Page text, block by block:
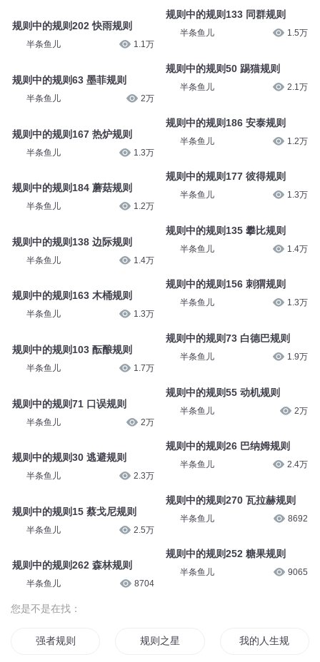
规则中的规则202 快雨规则
半条鱼儿 1.1万
规则中的规则63 墨菲规则
半条鱼儿 2万
规则中的规则167 热炉规则
半条鱼儿 1.3万
规则中的规则184 蘑菇规则
半条鱼儿 1.2万
规则中的规则138 边际规则
半条鱼儿 1.4万
规则中的规则163 木桶规则
半条鱼儿 1.3万
规则中的规则103 酝酿规则
半条鱼儿 1.7万
规则中的规则71 口误规则
半条鱼儿 2万
规则中的规则30 逃避规则
半条鱼儿 2.3万
规则中的规则15 蔡戈尼规则
半条鱼儿 2.5万
规则中的规则262 森林规则
半条鱼儿 8704
规则中的规则133 同群规则
半条鱼儿 1.5万
规则中的规则50 踢猫规则
半条鱼儿 2.1万
规则中的规则186 安泰规则
半条鱼儿 1.2万
规则中的规则177 彼得规则
半条鱼儿 1.3万
规则中的规则135 攀比规则
半条鱼儿 1.4万
规则中的规则156 刺猬规则
半条鱼儿 1.3万
规则中的规则73 白德巴规则
半条鱼儿 1.9万
规则中的规则55 动机规则
半条鱼儿 2万
规则中的规则26 巴纳姆规则
半条鱼儿 2.4万
规则中的规则270 瓦拉赫规则
半条鱼儿 8692
规则中的规则252 糖果规则
半条鱼儿 9065
您是不是在找：
强者规则 规则之星 我的人生规划